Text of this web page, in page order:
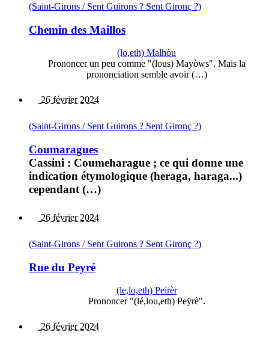
(Saint-Girons / Sent Guirons ? Sent Gironç ?)
Chemin des Maillos
(lo,eth) Malhòu
Prononcer un peu comme "(lous) Mayòws". Mais la
prononciation semble avoir (…)
26 février 2024
(Saint-Girons / Sent Guirons ? Sent Gironç ?)
Coumaragues
Cassini : Coumeharague ; ce qui donne une
indication étymologique (heraga, haraga...)
cependant (…)
26 février 2024
(Saint-Girons / Sent Guirons ? Sent Gironç ?)
Rue du Peyré
(le,lo,eth) Peirèr
Prononcer "(lé,lou,eth) Peÿrè".
26 février 2024